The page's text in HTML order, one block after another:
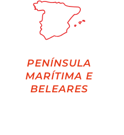
PENÍNSULA
MARÍTIMA E
BELEARES